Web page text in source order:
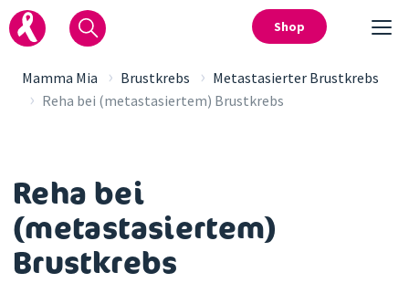
Shop
Mamma Mia › Brustkrebs › Metastasierter Brustkrebs
› Reha bei (metastasiertem) Brustkrebs
Reha bei
(metastasiertem)
Brustkrebs